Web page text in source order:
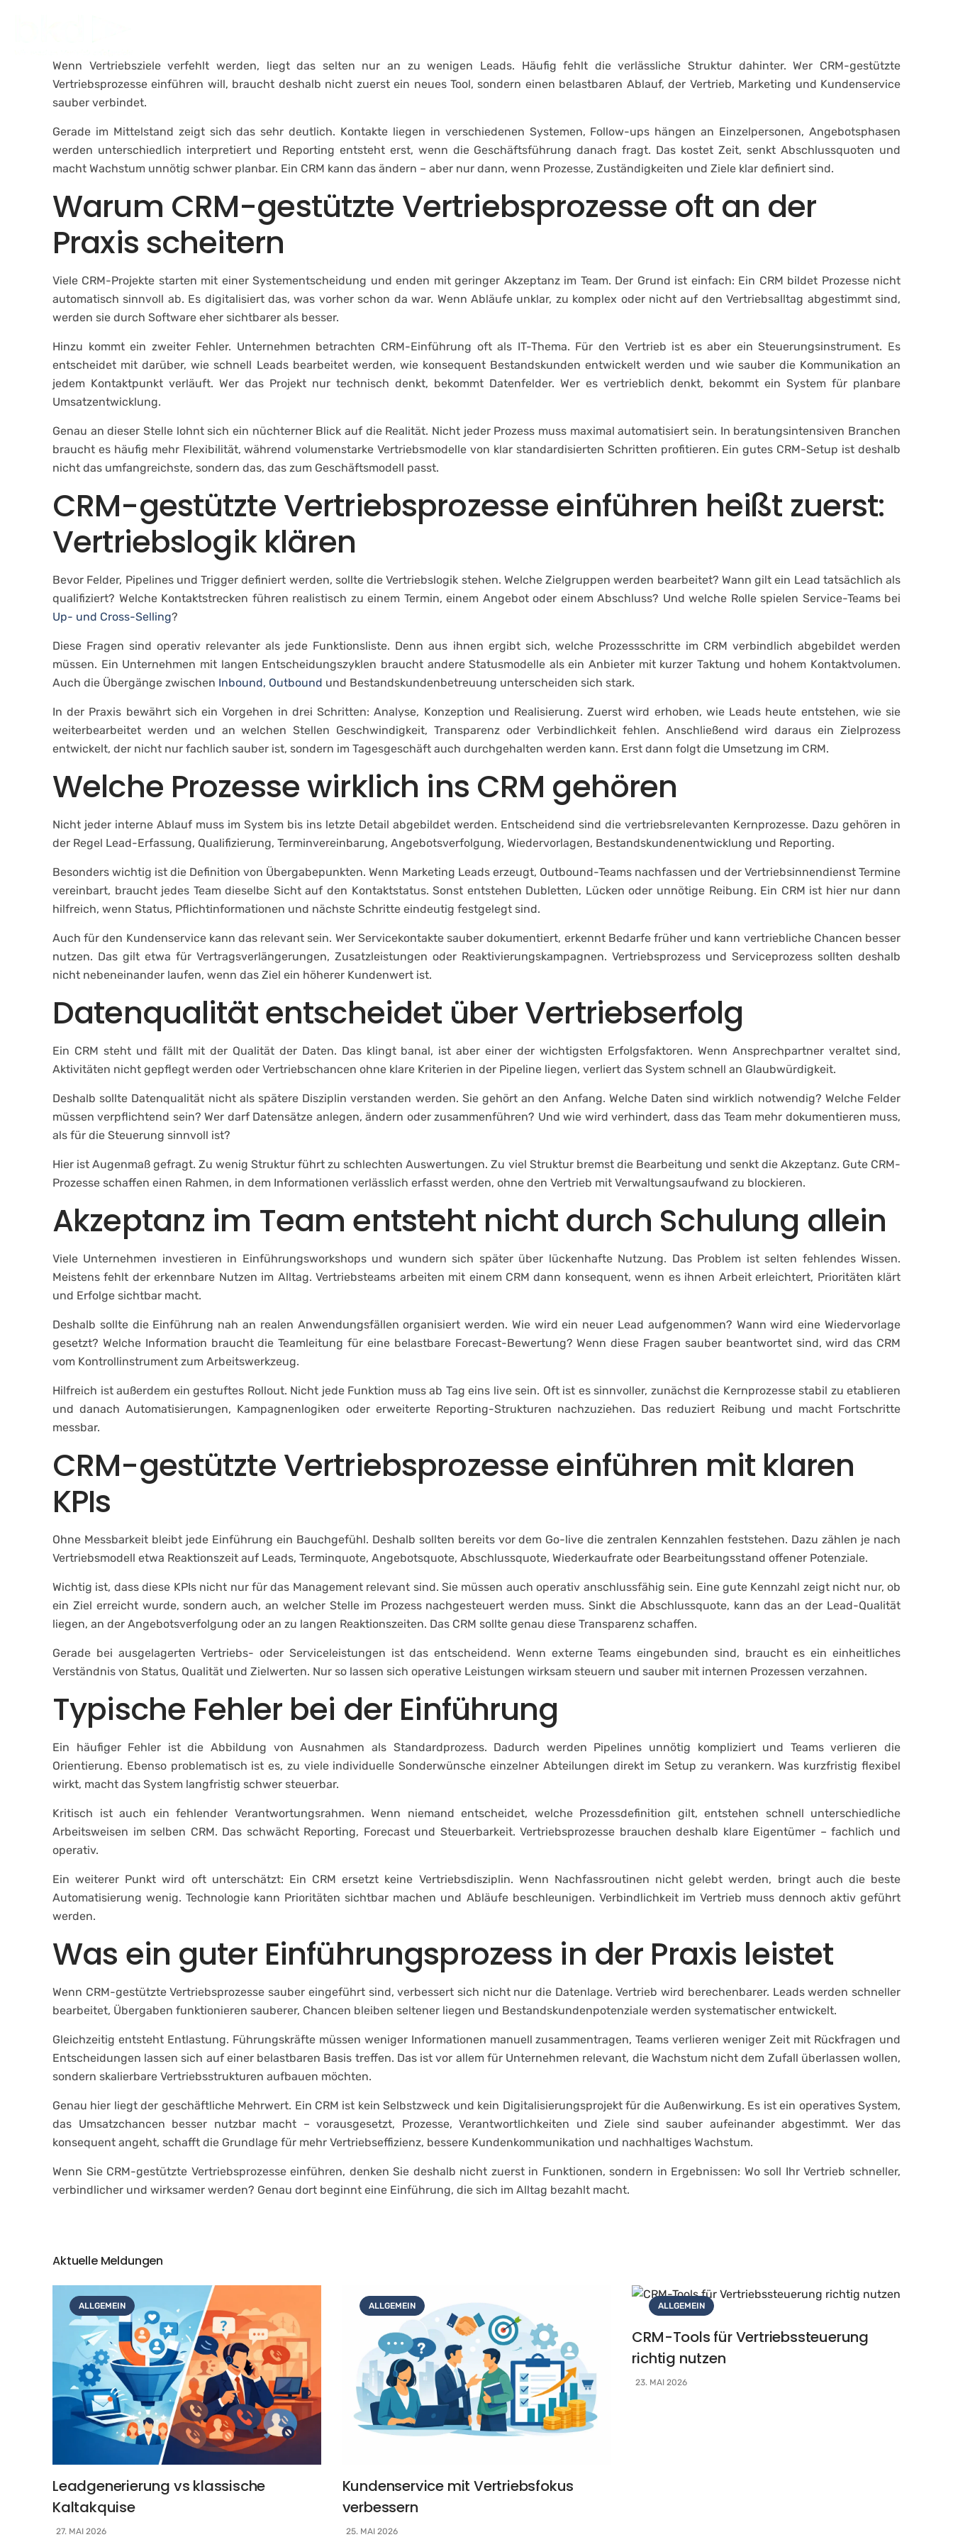
Wenn Vertriebsziele verfehlt werden, liegt das selten nur an zu wenigen Leads. Häufig fehlt die verlässliche Struktur dahinter. Wer CRM-gestützte
Vertriebsprozesse einführen will, braucht deshalb nicht zuerst ein neues Tool, sondern einen belastbaren Ablauf, der Vertrieb, Marketing und Kundenservice
sauber verbindet.
Gerade im Mittelstand zeigt sich das sehr deutlich. Kontakte liegen in verschiedenen Systemen, Follow-ups hängen an Einzelpersonen, Angebotsphasen
werden unterschiedlich interpretiert und Reporting entsteht erst, wenn die Geschäftsführung danach fragt. Das kostet Zeit, senkt Abschlussquoten und
macht Wachstum unnötig schwer planbar. Ein CRM kann das ändern – aber nur dann, wenn Prozesse, Zuständigkeiten und Ziele klar definiert sind.
Warum CRM-gestützte Vertriebsprozesse oft an der
Praxis scheitern
Viele CRM-Projekte starten mit einer Systementscheidung und enden mit geringer Akzeptanz im Team. Der Grund ist einfach: Ein CRM bildet Prozesse nicht
automatisch sinnvoll ab. Es digitalisiert das, was vorher schon da war. Wenn Abläufe unklar, zu komplex oder nicht auf den Vertriebsalltag abgestimmt sind,
werden sie durch Software eher sichtbarer als besser.
Hinzu kommt ein zweiter Fehler. Unternehmen betrachten CRM-Einführung oft als IT-Thema. Für den Vertrieb ist es aber ein Steuerungsinstrument. Es
entscheidet mit darüber, wie schnell Leads bearbeitet werden, wie konsequent Bestandskunden entwickelt werden und wie sauber die Kommunikation an
jedem Kontaktpunkt verläuft. Wer das Projekt nur technisch denkt, bekommt Datenfelder. Wer es vertrieblich denkt, bekommt ein System für planbare
Umsatzentwicklung.
Genau an dieser Stelle lohnt sich ein nüchterner Blick auf die Realität. Nicht jeder Prozess muss maximal automatisiert sein. In beratungsintensiven Branchen
braucht es häufig mehr Flexibilität, während volumenstarke Vertriebsmodelle von klar standardisierten Schritten profitieren. Ein gutes CRM-Setup ist deshalb
nicht das umfangreichste, sondern das, das zum Geschäftsmodell passt.
CRM-gestützte Vertriebsprozesse einführen heißt zuerst:
Vertriebslogik klären
Bevor Felder, Pipelines und Trigger definiert werden, sollte die Vertriebslogik stehen. Welche Zielgruppen werden bearbeitet? Wann gilt ein Lead tatsächlich als
qualifiziert? Welche Kontaktstrecken führen realistisch zu einem Termin, einem Angebot oder einem Abschluss? Und welche Rolle spielen Service-Teams bei
Up- und Cross-Selling?
Diese Fragen sind operativ relevanter als jede Funktionsliste. Denn aus ihnen ergibt sich, welche Prozessschritte im CRM verbindlich abgebildet werden
müssen. Ein Unternehmen mit langen Entscheidungszyklen braucht andere Statusmodelle als ein Anbieter mit kurzer Taktung und hohem Kontaktvolumen.
Auch die Übergänge zwischen Inbound, Outbound und Bestandskundenbetreuung unterscheiden sich stark.
In der Praxis bewährt sich ein Vorgehen in drei Schritten: Analyse, Konzeption und Realisierung. Zuerst wird erhoben, wie Leads heute entstehen, wie sie
weiterbearbeitet werden und an welchen Stellen Geschwindigkeit, Transparenz oder Verbindlichkeit fehlen. Anschließend wird daraus ein Zielprozess
entwickelt, der nicht nur fachlich sauber ist, sondern im Tagesgeschäft auch durchgehalten werden kann. Erst dann folgt die Umsetzung im CRM.
Welche Prozesse wirklich ins CRM gehören
Nicht jeder interne Ablauf muss im System bis ins letzte Detail abgebildet werden. Entscheidend sind die vertriebsrelevanten Kernprozesse. Dazu gehören in
der Regel Lead-Erfassung, Qualifizierung, Terminvereinbarung, Angebotsverfolgung, Wiedervorlagen, Bestandskundenentwicklung und Reporting.
Besonders wichtig ist die Definition von Übergabepunkten. Wenn Marketing Leads erzeugt, Outbound-Teams nachfassen und der Vertriebsinnendienst Termine
vereinbart, braucht jedes Team dieselbe Sicht auf den Kontaktstatus. Sonst entstehen Dubletten, Lücken oder unnötige Reibung. Ein CRM ist hier nur dann
hilfreich, wenn Status, Pflichtinformationen und nächste Schritte eindeutig festgelegt sind.
Auch für den Kundenservice kann das relevant sein. Wer Servicekontakte sauber dokumentiert, erkennt Bedarfe früher und kann vertriebliche Chancen besser
nutzen. Das gilt etwa für Vertragsverlängerungen, Zusatzleistungen oder Reaktivierungskampagnen. Vertriebsprozess und Serviceprozess sollten deshalb
nicht nebeneinander laufen, wenn das Ziel ein höherer Kundenwert ist.
Datenqualität entscheidet über Vertriebserfolg
Ein CRM steht und fällt mit der Qualität der Daten. Das klingt banal, ist aber einer der wichtigsten Erfolgsfaktoren. Wenn Ansprechpartner veraltet sind,
Aktivitäten nicht gepflegt werden oder Vertriebschancen ohne klare Kriterien in der Pipeline liegen, verliert das System schnell an Glaubwürdigkeit.
Deshalb sollte Datenqualität nicht als spätere Disziplin verstanden werden. Sie gehört an den Anfang. Welche Daten sind wirklich notwendig? Welche Felder
müssen verpflichtend sein? Wer darf Datensätze anlegen, ändern oder zusammenführen? Und wie wird verhindert, dass das Team mehr dokumentieren muss,
als für die Steuerung sinnvoll ist?
Hier ist Augenmaß gefragt. Zu wenig Struktur führt zu schlechten Auswertungen. Zu viel Struktur bremst die Bearbeitung und senkt die Akzeptanz. Gute CRM-
Prozesse schaffen einen Rahmen, in dem Informationen verlässlich erfasst werden, ohne den Vertrieb mit Verwaltungsaufwand zu blockieren.
Akzeptanz im Team entsteht nicht durch Schulung allein
Viele Unternehmen investieren in Einführungsworkshops und wundern sich später über lückenhafte Nutzung. Das Problem ist selten fehlendes Wissen.
Meistens fehlt der erkennbare Nutzen im Alltag. Vertriebsteams arbeiten mit einem CRM dann konsequent, wenn es ihnen Arbeit erleichtert, Prioritäten klärt
und Erfolge sichtbar macht.
Deshalb sollte die Einführung nah an realen Anwendungsfällen organisiert werden. Wie wird ein neuer Lead aufgenommen? Wann wird eine Wiedervorlage
gesetzt? Welche Information braucht die Teamleitung für eine belastbare Forecast-Bewertung? Wenn diese Fragen sauber beantwortet sind, wird das CRM
vom Kontrollinstrument zum Arbeitswerkzeug.
Hilfreich ist außerdem ein gestuftes Rollout. Nicht jede Funktion muss ab Tag eins live sein. Oft ist es sinnvoller, zunächst die Kernprozesse stabil zu etablieren
und danach Automatisierungen, Kampagnenlogiken oder erweiterte Reporting-Strukturen nachzuziehen. Das reduziert Reibung und macht Fortschritte
messbar.
CRM-gestützte Vertriebsprozesse einführen mit klaren
KPIs
Ohne Messbarkeit bleibt jede Einführung ein Bauchgefühl. Deshalb sollten bereits vor dem Go-live die zentralen Kennzahlen feststehen. Dazu zählen je nach
Vertriebsmodell etwa Reaktionszeit auf Leads, Terminquote, Angebotsquote, Abschlussquote, Wiederkaufrate oder Bearbeitungsstand offener Potenziale.
Wichtig ist, dass diese KPIs nicht nur für das Management relevant sind. Sie müssen auch operativ anschlussfähig sein. Eine gute Kennzahl zeigt nicht nur, ob
ein Ziel erreicht wurde, sondern auch, an welcher Stelle im Prozess nachgesteuert werden muss. Sinkt die Abschlussquote, kann das an der Lead-Qualität
liegen, an der Angebotsverfolgung oder an zu langen Reaktionszeiten. Das CRM sollte genau diese Transparenz schaffen.
Gerade bei ausgelagerten Vertriebs- oder Serviceleistungen ist das entscheidend. Wenn externe Teams eingebunden sind, braucht es ein einheitliches
Verständnis von Status, Qualität und Zielwerten. Nur so lassen sich operative Leistungen wirksam steuern und sauber mit internen Prozessen verzahnen.
Typische Fehler bei der Einführung
Ein häufiger Fehler ist die Abbildung von Ausnahmen als Standardprozess. Dadurch werden Pipelines unnötig kompliziert und Teams verlieren die
Orientierung. Ebenso problematisch ist es, zu viele individuelle Sonderwünsche einzelner Abteilungen direkt im Setup zu verankern. Was kurzfristig flexibel
wirkt, macht das System langfristig schwer steuerbar.
Kritisch ist auch ein fehlender Verantwortungsrahmen. Wenn niemand entscheidet, welche Prozessdefinition gilt, entstehen schnell unterschiedliche
Arbeitsweisen im selben CRM. Das schwächt Reporting, Forecast und Steuerbarkeit. Vertriebsprozesse brauchen deshalb klare Eigentümer – fachlich und
operativ.
Ein weiterer Punkt wird oft unterschätzt: Ein CRM ersetzt keine Vertriebsdisziplin. Wenn Nachfassroutinen nicht gelebt werden, bringt auch die beste
Automatisierung wenig. Technologie kann Prioritäten sichtbar machen und Abläufe beschleunigen. Verbindlichkeit im Vertrieb muss dennoch aktiv geführt
werden.
Was ein guter Einführungsprozess in der Praxis leistet
Wenn CRM-gestützte Vertriebsprozesse sauber eingeführt sind, verbessert sich nicht nur die Datenlage. Vertrieb wird berechenbarer. Leads werden schneller
bearbeitet, Übergaben funktionieren sauberer, Chancen bleiben seltener liegen und Bestandskundenpotenziale werden systematischer entwickelt.
Gleichzeitig entsteht Entlastung. Führungskräfte müssen weniger Informationen manuell zusammentragen, Teams verlieren weniger Zeit mit Rückfragen und
Entscheidungen lassen sich auf einer belastbaren Basis treffen. Das ist vor allem für Unternehmen relevant, die Wachstum nicht dem Zufall überlassen wollen,
sondern skalierbare Vertriebsstrukturen aufbauen möchten.
Genau hier liegt der geschäftliche Mehrwert. Ein CRM ist kein Selbstzweck und kein Digitalisierungsprojekt für die Außenwirkung. Es ist ein operatives System,
das Umsatzchancen besser nutzbar macht – vorausgesetzt, Prozesse, Verantwortlichkeiten und Ziele sind sauber aufeinander abgestimmt. Wer das
konsequent angeht, schafft die Grundlage für mehr Vertriebseffizienz, bessere Kundenkommunikation und nachhaltiges Wachstum.
Wenn Sie CRM-gestützte Vertriebsprozesse einführen, denken Sie deshalb nicht zuerst in Funktionen, sondern in Ergebnissen: Wo soll Ihr Vertrieb schneller,
verbindlicher und wirksamer werden? Genau dort beginnt eine Einführung, die sich im Alltag bezahlt macht.
Aktuelle Meldungen
ALLGEMEIN
Leadgenerierung vs klassische
Kaltakquise
27. MAI 2026
ALLGEMEIN
Kundenservice mit Vertriebsfokus
verbessern
25. MAI 2026
ALLGEMEIN
CRM-Tools für Vertriebssteuerung
richtig nutzen
23. MAI 2026